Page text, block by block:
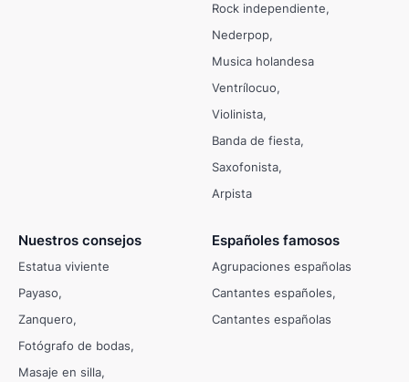
Rock independiente
Nederpop
Musica holandesa
Ventrílocuo
Violinista
Banda de fiesta
Saxofonista
Arpista
Nuestros consejos
Estatua viviente
Payaso
Zanquero
Fotógrafo de bodas
Masaje en silla
Españoles famosos
Agrupaciones españolas
Cantantes españoles
Cantantes españolas